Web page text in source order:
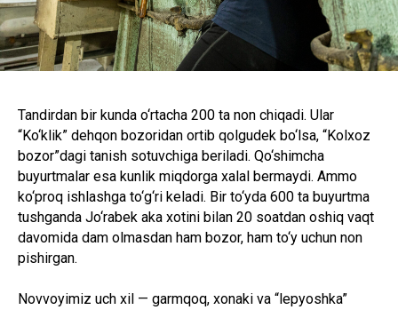
Tandirdan bir kunda o‘rtacha 200 ta non chiqadi. Ular
“Ko‘klik” dehqon bozoridan ortib qolgudek bo‘lsa, “Kolxoz
bozor”dagi tanish sotuvchiga beriladi. Qo‘shimcha
buyurtmalar esa kunlik miqdorga xalal bermaydi. Ammo
ko‘proq ishlashga to‘g‘ri keladi. Bir to‘yda 600 ta buyurtma
tushganda Jo‘rabek aka xotini bilan 20 soatdan oshiq vaqt
davomida dam olmasdan ham bozor, ham to‘y uchun non
pishirgan.
Novvoyimiz uch xil — garmqoq, xonaki va “lepyoshka”